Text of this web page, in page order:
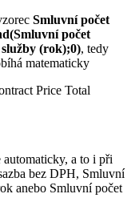
Smluvní počet
počet
(rok);0), tedy
matematicky
Price Total
automaticky, a to i při
bez DPH, Smluvní
anebo Smluvní počet